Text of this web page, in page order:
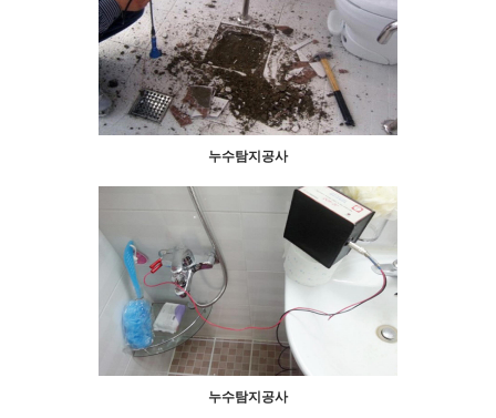
누수탐지공사
누수탐지공사